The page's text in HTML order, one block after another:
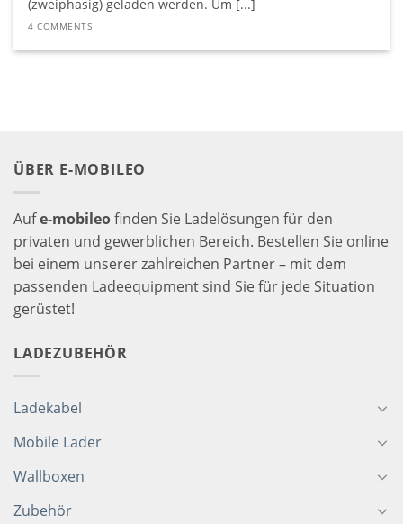
(zweiphasig) geladen werden. Um [...]
4 COMMENTS
ÜBER E-MOBILEO
Aufe-mobileofinden Sie Ladelösungen für den
privaten und gewerblichen Bereich. Bestellen Sie online
bei einem unserer zahlreichen Partner – mit dem
passenden Ladeequipment sind Sie für jede Situation
gerüstet!
LADEZUBEHÖR
Ladekabel
Mobile Lader
Wallboxen
Zubehör